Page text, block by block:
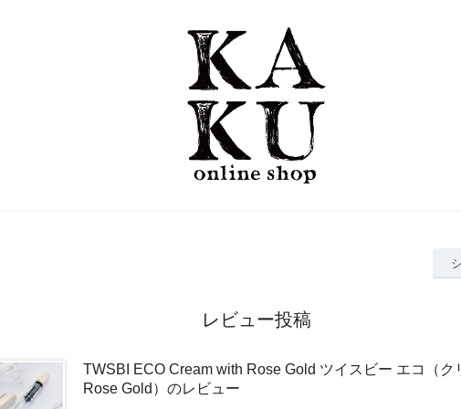
レビュー投稿
TWSBI ECO Cream with Rose Gold ツイスビー エコ（ク
Rose Gold）のレビュー